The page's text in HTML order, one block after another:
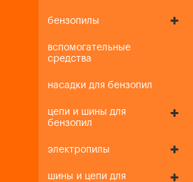
бензопилы
вспомогательные
средства
насадки для бензопил
цепи и шины для
бензопил
электропилы
шины и цепи для